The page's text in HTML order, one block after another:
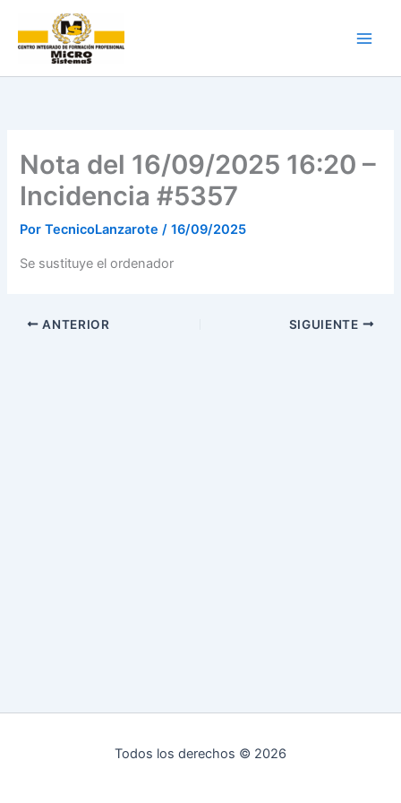
contenido
Nota del 16/09/2025 16:20 –
Incidencia #5357
PorTecnicoLanzarote/16/09/2025
Se sustituye el ordenador
ANTERIOR SIGUIENTE
Todos los derechos © 2026